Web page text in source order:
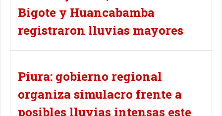
Bigote y Huancabamba
registraron lluvias mayores
Piura: gobierno regional
organiza simulacro frente a
posibles lluvias intensas este